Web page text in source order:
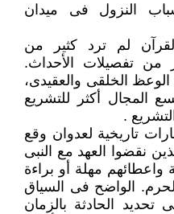
النزول فى ميدان
لم ترد كثير من
من تفصيلات الأحداث.
الخلقى والعقيدى،
المجال أكثر للتشريع
.
تاريخية لعدوان وقع
نقضوا العهد مع النبى
مهلة أو براءة
الواضح فى السياق
الحادثة بالزمان